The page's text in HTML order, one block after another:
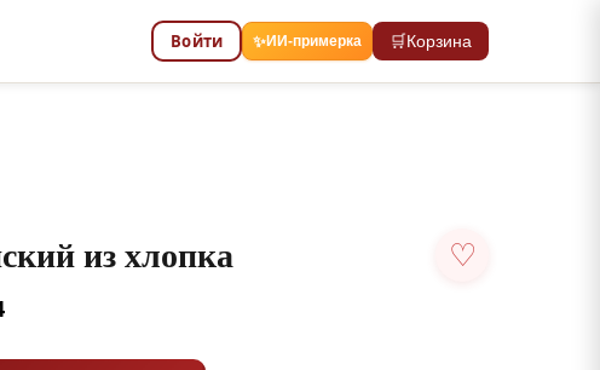
Войти ✨ИИ-примерка 🛒Корзина
из хлопка ♡